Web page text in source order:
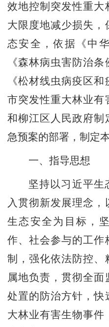
效地控制 突发性重大
大限度地减少损失，
态安全，依据《中
《森林病虫害防治
《松材线虫病疫区
市突发性重大林业有
和柳江区人民政府制
急预案的部署，制定本
一、指导思想
坚持以习近平生
入贯彻新发展理念
生态安全为目标，
作、社会参与的工作
制，强化依法防控、
属地负责，贯彻全面
处置的防治方针，快
大林业有害生物事件